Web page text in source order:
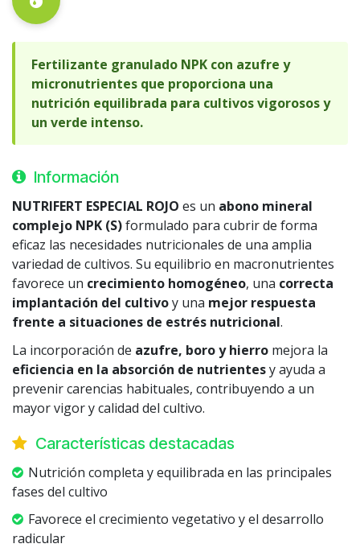
Fertilizante granulado NPK con azufre y
micronutrientes que proporciona una
nutrición equilibrada para cultivos vigorosos y
un verde intenso.
Información
NUTRIFERT ESPECIAL ROJO es un abono mineral
complejo NPK (S)formulado para cubrir de forma
eficaz las necesidades nutricionales de una amplia
variedad de cultivos. Su equilibrio en macronutrientes
favorece un crecimiento homogéneo, una correcta
implantación del cultivoy una mejor respuesta
frente a situaciones de estrés nutricional.
La incorporación de azufre, boro y hierro mejora la
eficiencia en la absorción de nutrientesy ayuda a
prevenir carencias habituales, contribuyendo a un
mayor vigor y calidad del cultivo.
Características destacadas
Nutrición completa y equilibrada en las principales
fases del cultivo
Favorece el crecimiento vegetativo y el desarrollo
radicular